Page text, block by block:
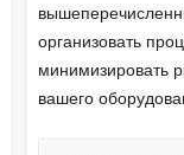
организовать
минимизировать
вашего